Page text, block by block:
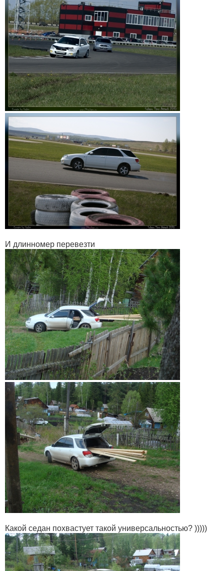
И длинномер перевезти
Какой седан похвастует такой универсальностью? )))))